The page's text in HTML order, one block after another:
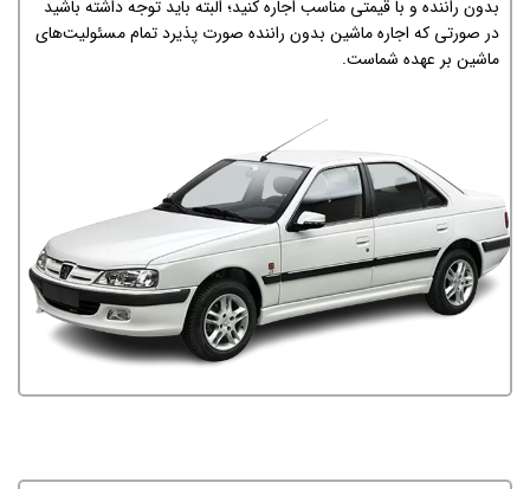
بدون راننده و با قیمتی مناسب اجاره کنید؛ البته باید توجه داشته باشید
در صورتی که اجاره ماشین بدون راننده صورت پذیرد تمام مسئولیت‌های
ماشین بر عهده شماست.